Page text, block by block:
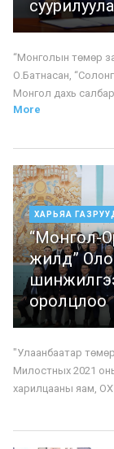
“Монголын төмөр
О.Батнасан,
Монгол дахь
More
ХАРЬЯА
“Монгол-
жилд”
оролцлоо
"Улаанбаатар
Милостных 2021
харилцааны яам,